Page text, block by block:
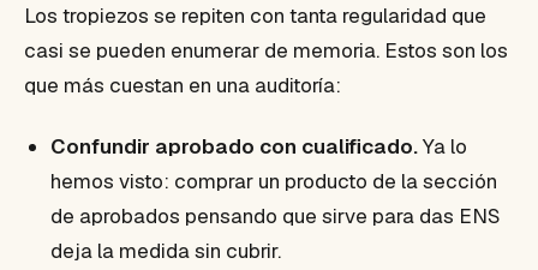
Los tropiezos se repiten con tanta regularidad que
casi se pueden enumerar de memoria. Estos son los
que más cuestan en una auditoría:
Confundir aprobado con cualificado.Ya lo
hemos visto: comprar un producto de la sección
de aprobados pensando que sirve para das ENS
deja la medida sin cubrir.